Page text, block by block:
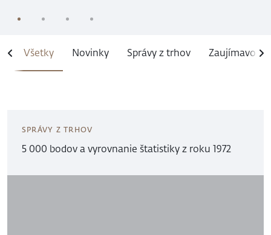
1 2 3 4
Všetky Novinky Správy z trhov Zaujímavosti
SPRÁVY Z TRHOV
5 000 bodov a vyrovnanie štatistiky z roku 1972